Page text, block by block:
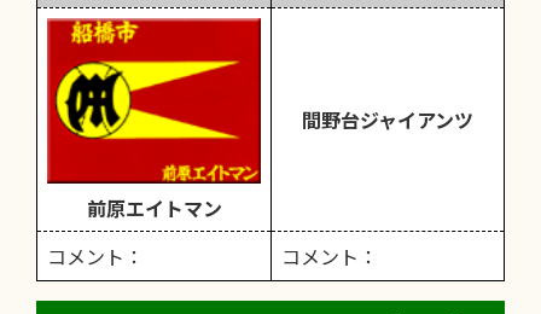
前原エイトマン
間野台ジャイアンツ
コメント： コメント：